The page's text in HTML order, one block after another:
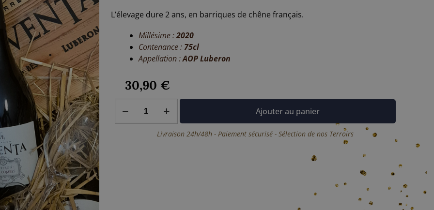
L’élevage dure 2 ans, en barriques de chêne français.
Millésime :2020
Contenance : 75cl
Appellation :AOP Luberon
30,90 €
de
INVENTA
Ajouter au panier
Livraison 24h/48h - Paiement sécurisé - Sélection de nos Terroirs